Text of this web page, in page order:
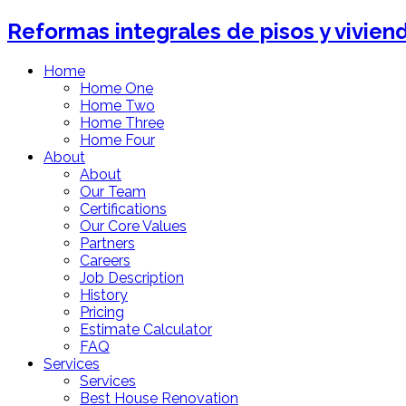
Reformas integrales de pisos y
Home
Home One
Home Two
Home Three
Home Four
About
About
Our Team
Certifications
Our Core Values
Partners
Careers
Job Description
History
Pricing
Estimate Calculator
FAQ
Services
Services
Best House Renovation